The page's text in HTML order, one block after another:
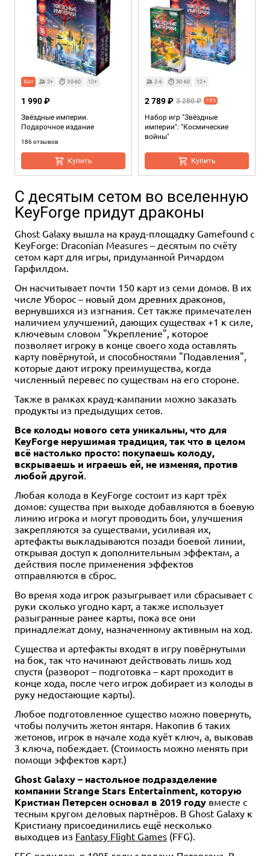
Хит 2+ 30-60 12+
Звёздные империи.
Подарочное издание
186 отзывов
1 990 ₽
Купить
2-6 30-60 12+
Набор игр "Звёздные
империи": "Космические
войны"
2 789 ₽ 3 280 ₽ -15%
Купить
Битвы героев
57 отзывов
1 490 ₽
Уведомить о наличии
Эпик. Дуэльный набор
8 отзывов
990 ₽
Купить
С десятым сетом во вселенную
KeyForge придут драконы
Ghost Galaxy вышла на крауд-площадку Gamefound с
KeyForge: Draconian Measures – десятым по счёту
сетом карт для игры, придуманной Ричардом
Гарфилдом.
Он насчитывает почти 150 карт из семи домов. В их
числе Уборос – новый дом древних драконов,
вернувшихся из изгнания. Сет также примечателен
наличием улучшений, дающих существах +1 к силе,
ключевым словом "Укрепление", которое
позволяет игроку в конце своего хода оставлять
карту повёрнутой, и способностями "Подавления",
которые дают игроку преимущества, когда
численный перевес по существам на его стороне.
Также в рамках крауд-кампании можно заказать
продукты из предыдущих сетов.
Все колоды нового сета уникальны, что для
KeyForge нерушимая традиция, так что в целом
всё настолько просто: покупаешь колоду,
вскрываешь и играешь ей, не изменяя, против
любой другой.
Любая колода в KeyForge состоит из карт трёх
домов: существа при выходе добавляются в боевую
линию игрока и могут проводить бои, улучшения
закрепляются за существами, усиливая их,
артефакты выкладываются позади боевой линии,
открывая доступ к дополнительным эффектам, а
действия после применения эффектов
отправляются в сброс.
Во время хода игрок разыгрывает или сбрасывает с
руки сколько угодно карт, а также использует
разыгранные ранее карты, пока все они
принадлежат дому, назначенному активным на ход.
Существа и артефакты входят в игру повёрнутыми
на бок, так что начинают действовать лишь ход
спустя (разворот – подготовка – карт проходит в
конце хода, после чего игрок добирает из колоды в
руку недостающие карты).
Любое подготовленное существо можно повернуть,
чтобы получить жетон янтаря. Накопив 6 таких
жетонов, игрок в начале хода куёт ключ, а, выковав
3 ключа, побеждает. (Стоимость можно менять при
помощи эффектов карт.)
Ghost Galaxy – настольное подразделение
компании Strange Stars Entertainment, которую
Кристиан Петерсен основал в 2019 году вместе с
тесным кругом деловых партнёров. В Ghost Galaxy к
Кристиану присоединились ещё несколько
выходцев из Fantasy Flight Games (FFG).